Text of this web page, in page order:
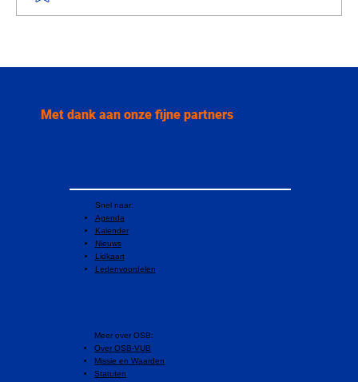
Researchpark Zellik aan VUB voor
Met dank aan onze fijne partners
Snel naar:
Agenda
Kalender
Nieuws
Lidkaart
Ledenvoordelen
​Meer over OSB:
Over OSB-VUB
Missie en Waarden
Statuten